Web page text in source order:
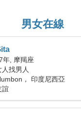
男女在線
年, 摩羯座
人找男人
， 印度尼西亞
誼